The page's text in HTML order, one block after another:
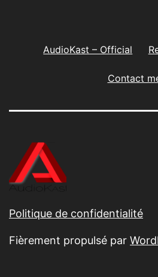
AudioKast – Official
Contact
Politique de confidentialité
Fièrement propulsé par